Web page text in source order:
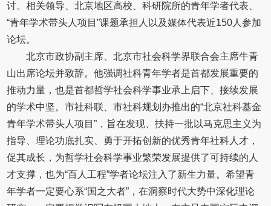
讨。相关领导、北京地区高校、科研院所的青年学者代表、
“青年学术带头人项目”课题承担人以及媒体代表近150人参加
论坛。
北京市政协副主席、北京市社会科学界联合会主席牛青
山出席论坛并致辞。他强调社科青年学者是首都发展重要的
推动力量，也是首都哲学社会科学事业承上启下、接续发展
的学术中坚。市社科联、市社科规划办推出的“北京社科基金
青年学术带头人项目”，旨在发现、扶持一批以马克思主义为
指导、理论功底扎实、勇于开拓创新的优秀青年社科人才，
促其成长，为哲学社会科学事业繁荣发展提供了可持续的人
才支撑，也为“百人工程”学者论坛注入了新生力量。希望青
年学者一定要心系“国之大者”，在洞察时代大势中深化理论